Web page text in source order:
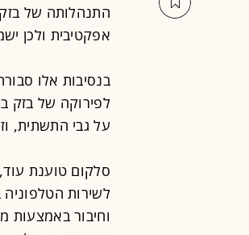
התנהלותה של
אפקטיבית ולכן
בנסיבות אלו
לפירוקה של בזק
על גבי התשתית,
סלקום טוענת
לשירות
וחיבור